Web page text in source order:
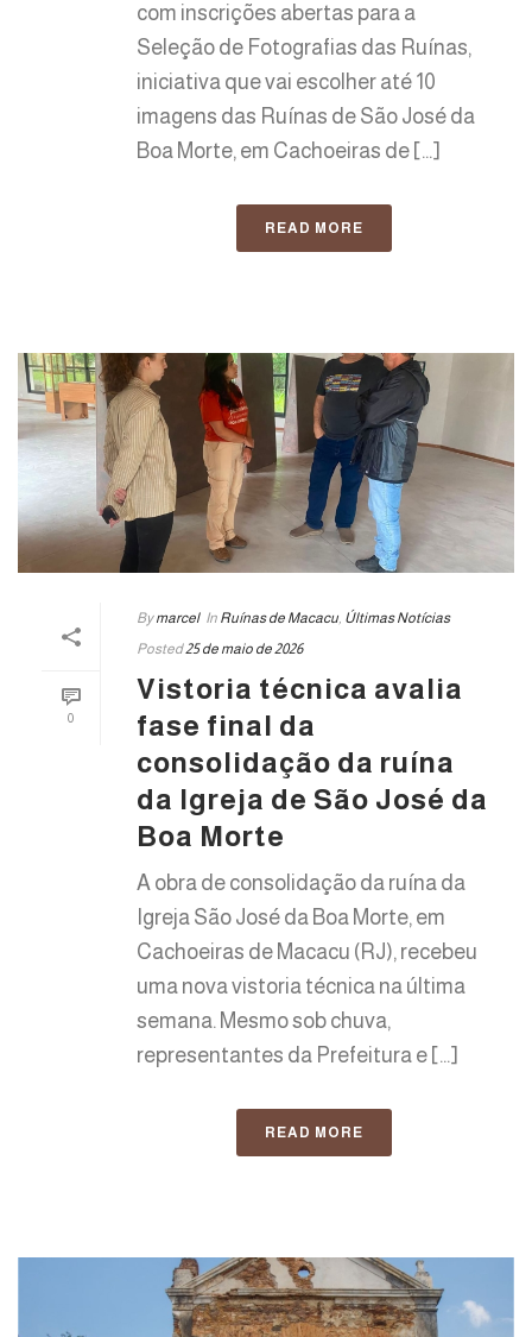
com inscrições abertas para a
Seleção de Fotografias das Ruínas,
iniciativa que vai escolher até 10
imagens das Ruínas de São José da
Boa Morte, em Cachoeiras de [...]
READ MORE
0
By marcel In Ruínas de Macacu Últimas Notícias
Posted 25 de maio de 2026
Vistoria técnica avalia
fase final da
consolidação da ruína
da Igreja de São José da
Boa Morte
A obra de consolidação da ruína da
Igreja São José da Boa Morte, em
Cachoeiras de Macacu (RJ), recebeu
uma nova vistoria técnica na última
semana. Mesmo sob chuva,
representantes da Prefeitura e [...]
READ MORE